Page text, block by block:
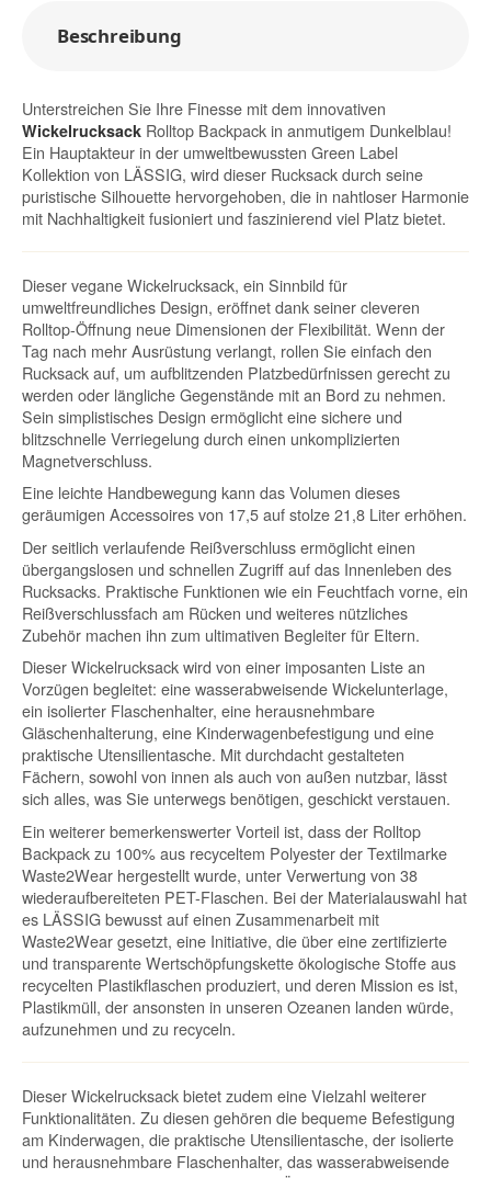
Beschreibung
Unterstreichen Sie Ihre Finesse mit dem innovativen
Wickelrucksack Rolltop Backpack in anmutigem Dunkelblau!
Ein Hauptakteur in der umweltbewussten Green Label
Kollektion von LÄSSIG, wird dieser Rucksack durch seine
puristische Silhouette hervorgehoben, die in nahtloser Harmonie
mit Nachhaltigkeit fusioniert und faszinierend viel Platz bietet.
Dieser vegane Wickelrucksack, ein Sinnbild für
umweltfreundliches Design, eröffnet dank seiner cleveren
Rolltop-Öffnung neue Dimensionen der Flexibilität. Wenn der
Tag nach mehr Ausrüstung verlangt, rollen Sie einfach den
Rucksack auf, um aufblitzenden Platzbedürfnissen gerecht zu
werden oder längliche Gegenstände mit an Bord zu nehmen.
Sein simplistisches Design ermöglicht eine sichere und
blitzschnelle Verriegelung durch einen unkomplizierten
Magnetverschluss.
Eine leichte Handbewegung kann das Volumen dieses
geräumigen Accessoires von 17,5 auf stolze 21,8 Liter erhöhen.
Der seitlich verlaufende Reißverschluss ermöglicht einen
übergangslosen und schnellen Zugriff auf das Innenleben des
Rucksacks. Praktische Funktionen wie ein Feuchtfach vorne, ein
Reißverschlussfach am Rücken und weiteres nützliches
Zubehör machen ihn zum ultimativen Begleiter für Eltern.
Dieser Wickelrucksack wird von einer imposanten Liste an
Vorzügen begleitet: eine wasserabweisende Wickelunterlage,
ein isolierter Flaschenhalter, eine herausnehmbare
Gläschenhalterung, eine Kinderwagenbefestigung und eine
praktische Utensilientasche. Mit durchdacht gestalteten
Fächern, sowohl von innen als auch von außen nutzbar, lässt
sich alles, was Sie unterwegs benötigen, geschickt verstauen.
Ein weiterer bemerkenswerter Vorteil ist, dass der Rolltop
Backpack zu 100% aus recyceltem Polyester der Textilmarke
Waste2Wear hergestellt wurde, unter Verwertung von 38
wiederaufbereiteten PET-Flaschen. Bei der Materialauswahl hat
es LÄSSIG bewusst auf einen Zusammenarbeit mit
Waste2Wear gesetzt, eine Initiative, die über eine zertifizierte
und transparente Wertschöpfungskette ökologische Stoffe aus
recycelten Plastikflaschen produziert, und deren Mission es ist,
Plastikmüll, der ansonsten in unseren Ozeanen landen würde,
aufzunehmen und zu recyceln.
Dieser Wickelrucksack bietet zudem eine Vielzahl weiterer
Funktionalitäten. Zu diesen gehören die bequeme Befestigung
am Kinderwagen, die praktische Utensilientasche, der isolierte
und herausnehmbare Flaschenhalter, das wasserabweisende